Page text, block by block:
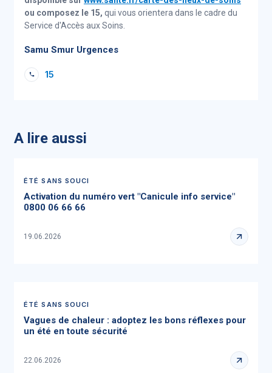
ou composez le 15, qui vous orientera dans le cadre du
Service d'Accès aux Soins.
Samu Smur Urgences
15
A lire aussi
ÉTÉ SANS SOUCI
Activation du numéro vert "Canicule info service"
0800 06 66 66
19.06.2026
ÉTÉ SANS SOUCI
Vagues de chaleur : adoptez les bons réflexes pour
un été en toute sécurité
22.06.2026